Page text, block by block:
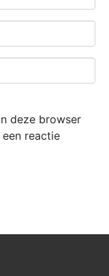
deze browser
reactie